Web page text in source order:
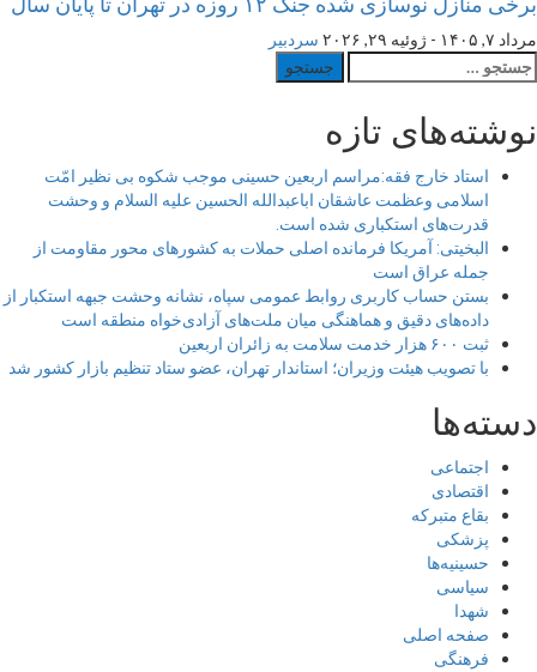
مرداد ۷, ۱۴۰۵ - ژوئیه ۲۹, ۲۰۲۶
سردبیر
جستجو
برای:
نوشته‌های تازه
استاد خارج فقه:مراسم اربعین حسینی موجب شکوه بی نظیر امّت
اسلامی وعظمت عاشقان اباعبدالله الحسین علیه السلام و وحشت
قدرت‌های استکباری شده است.
البخیتی: آمریکا فرمانده اصلی حملات به کشورهای محور مقاومت از
جمله عراق است
بستن حساب کاربری روابط عمومی سپاه، نشانه‌ وحشت جبهه استکبار از
داده‌های دقیق و هماهنگی میان ملت‌های آزادی‌خواه منطقه است
ثبت ۶۰۰ هزار خدمت سلامت به زائران اربعین
با تصویب هیئت وزیران؛ استاندار تهران، عضو ستاد تنظیم بازار کشور شد
دسته‌ها
اجتماعی
اقتصادی
بقاع متبرکه
پزشکی
حسینیه‌ها
سیاسی
شهدا
صفحه اصلی
فرهنگی